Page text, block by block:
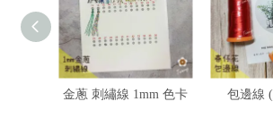
金蔥 刺繡線 1mm 色卡 包邊線